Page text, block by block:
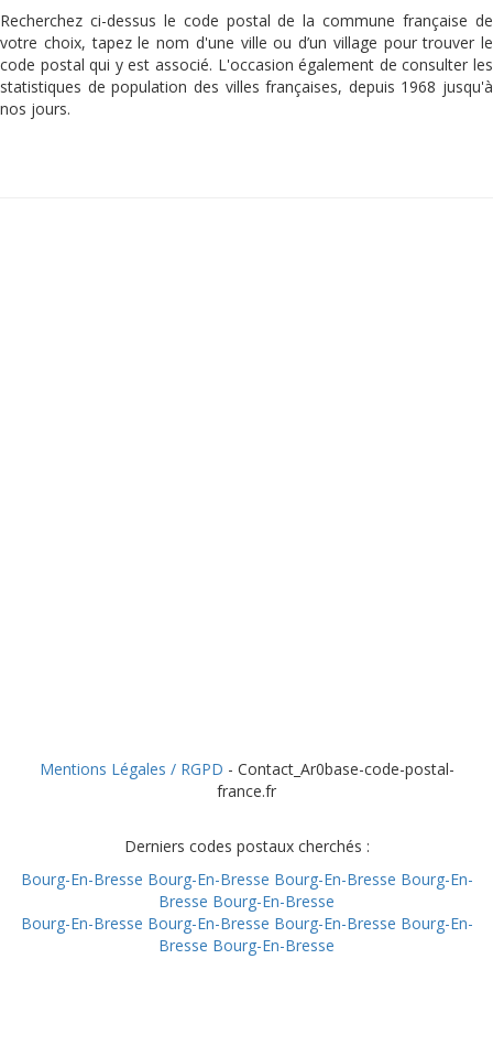
Recherchez ci-dessus le code postal de la commune française de
votre choix, tapez le nom d'une ville ou d’un village pour trouver le
code postal qui y est associé. L'occasion également de consulter les
statistiques de population des villes françaises, depuis 1968 jusqu'à
nos jours.
Mentions Légales / RGPD - Contact_Ar0base-code-postal-
france.fr
Derniers codes postaux cherchés :
Bourg-En-Bresse Bourg-En-Bresse Bourg-En-Bresse Bourg-En-
Bresse Bourg-En-Bresse
Bourg-En-Bresse Bourg-En-Bresse Bourg-En-Bresse Bourg-En-
Bresse Bourg-En-Bresse